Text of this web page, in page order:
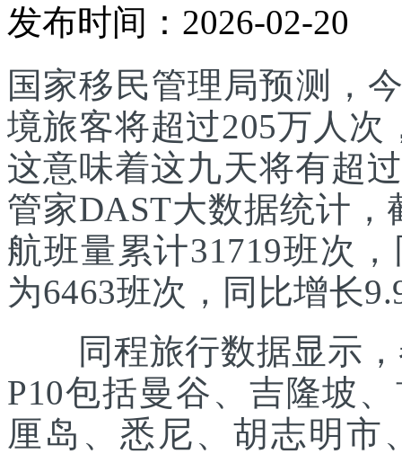
发布时间：2026-02-20
国家移民管理局预测，
境旅客将超过205万人次
这意味着这九天将有超
管家DAST大数据统计
航班量累计31719班次
为6463班次，同比增长
同程旅行数据显示，
P10包括曼谷、吉隆坡
厘岛、悉尼、胡志明市